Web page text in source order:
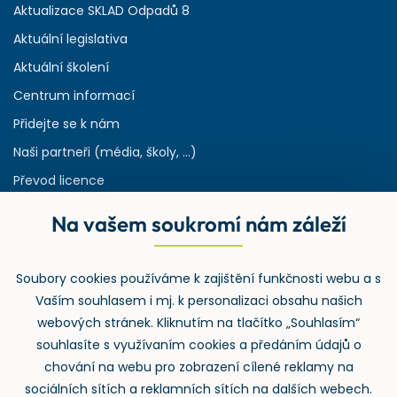
Aktualizace SKLAD Odpadů 8
Aktuální legislativa
Aktuální školení
Centrum informací
Přidejte se k nám
Naši partneři (média, školy, ...)
Převod licence
Rejstřík používaných zkratek v odpadech
Zpětný odběr
Na vašem soukromí nám záleží
Soubory cookies používáme k zajištění funkčnosti webu a s
Vaším souhlasem i mj. k personalizaci obsahu našich
webových stránek. Kliknutím na tlačítko „Souhlasím“
souhlasíte s využívaním cookies a předáním údajů o
chování na webu pro zobrazení cílené reklamy na
sociálních sítích a reklamních sítích na dalších webech.